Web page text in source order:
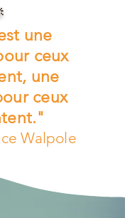
une
ceux
une
ceux
Walpole